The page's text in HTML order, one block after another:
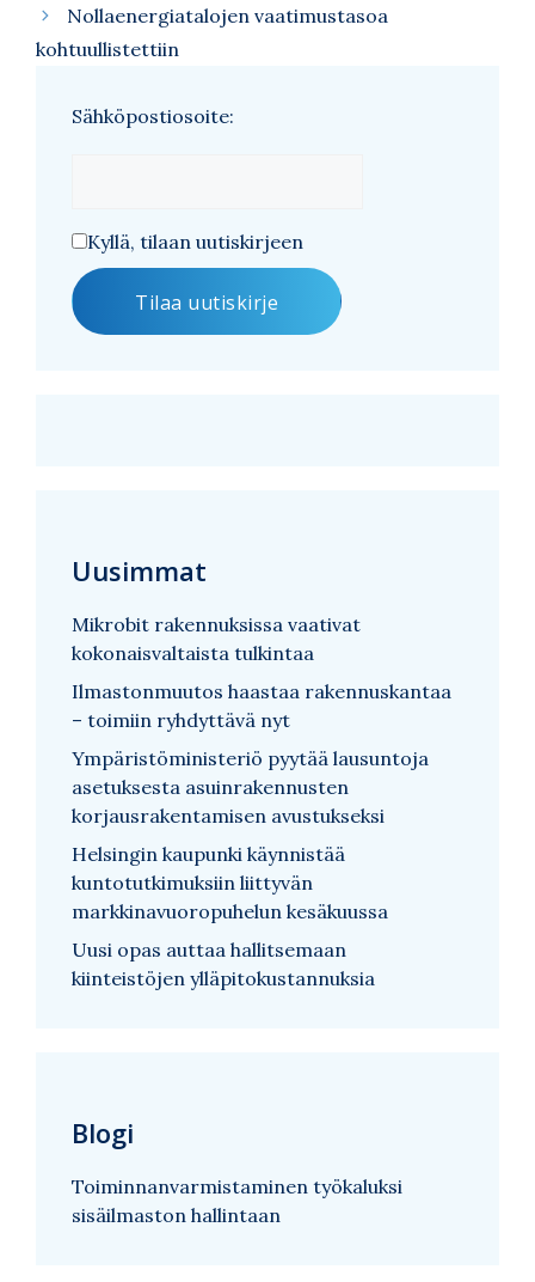
Nollaenergiatalojen vaatimustasoa
kohtuullistettiin
Sähköpostiosoite:
Kyllä, tilaan uutiskirjeen
Uusimmat
Mikrobit rakennuksissa vaativat
kokonaisvaltaista tulkintaa
Ilmastonmuutos haastaa rakennuskantaa
– toimiin ryhdyttävä nyt
Ympäristöministeriö pyytää lausuntoja
asetuksesta asuinrakennusten
korjausrakentamisen avustukseksi
Helsingin kaupunki käynnistää
kuntotutkimuksiin liittyvän
markkinavuoropuhelun kesäkuussa
Uusi opas auttaa hallitsemaan
kiinteistöjen ylläpitokustannuksia
Blogi
Toiminnanvarmistaminen työkaluksi
sisäilmaston hallintaan